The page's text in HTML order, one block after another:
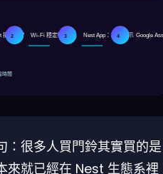
攝影機？
2 Wi‑Fi 穩定嗎？
3 Nest App：即時警示
4 Google
時間
：很多人買門鈴其實買的
來就已經在 Nest 生態系裡